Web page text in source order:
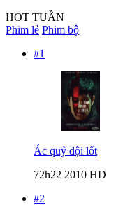
HOT TUẦN
Phim lẻ Phim bộ
#1
Ác quỷ đội lốt
72h22 2010 HD
#2